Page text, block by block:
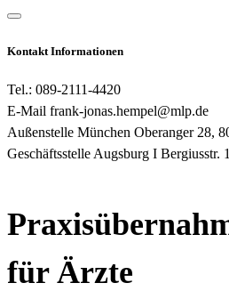
Kontakt Informationen
Tel.: 089-2111-4420
E-Mail frank-jonas.hempel@mlp.de
Außenstelle München Oberanger 28,
Geschäftsstelle Augsburg I Bergiusstr.
für Ärzte